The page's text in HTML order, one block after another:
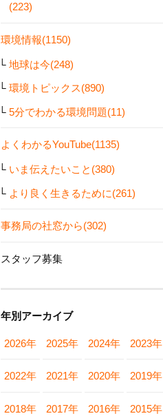
(223)
環境情報(1150)
地球は今(248)
環境トピックス(890)
5分でわかる環境問題(11)
よくわかるYouTube(1135)
いま伝えたいこと(380)
より良く生きるために(261)
事務局の社窓から(302)
スタッフ募集
年別アーカイブ
2026年 2025年 2024年 2023年
2022年 2021年 2020年 2019年
2018年 2017年 2016年 2015年